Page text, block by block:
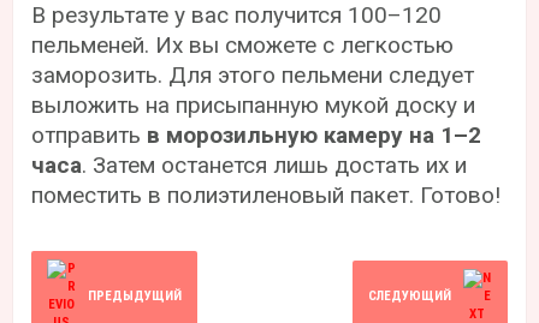
В результате у вас получится 100–120
пельменей. Их вы сможете с легкостью
заморозить. Для этого пельмени следует
выложить на присыпанную мукой доску и
отправить в морозильную камеру на 1–2
часа. Затем останется лишь достать их и
поместить в полиэтиленовый пакет. Готово!
ПРЕДЫДУЩИЙ СЛЕДУЮЩИЙ